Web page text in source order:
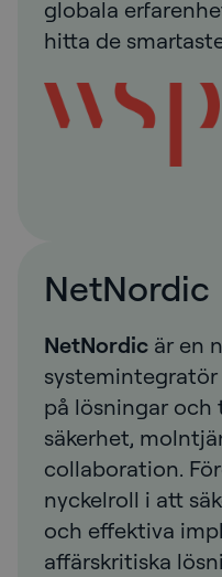
globala
hitta de
NetNordic
NetNordic är en
systemintegratör
på lösningar och
säkerhet,
collaboration.
nyckelroll i att
och effektiva
affärskritiska